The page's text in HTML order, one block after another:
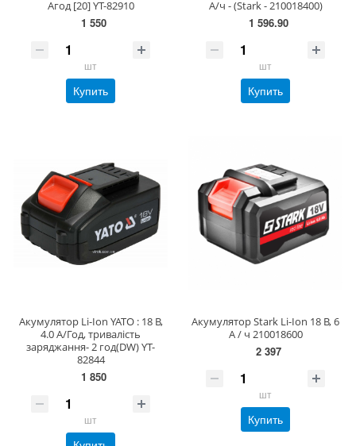
Агод [20] YT-82910
1 550
шт
Купить
А/ч - (Stark - 210018400)
1 596.90
шт
Купить
Акумулятор Li-Ion YATO : 18 В,
4.0 А/Год, тривалість
заряджання- 2 год(DW) YT-
82844
1 850
шт
Акумулятор Stark Li-Ion 18 В, 6
А / ч 210018600
2 397
шт
Купить